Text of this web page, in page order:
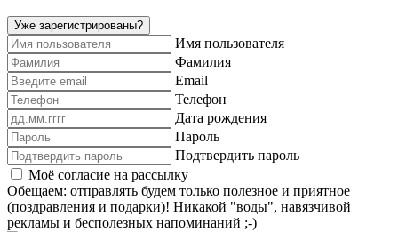
Уже зарегистрированы?
Имя пользователя
Фамилия
Email
Телефон
Дата рождения
Пароль
Подтвердить пароль
Моё согласие на рассылку
Обещаем: отправлять будем только полезное и приятное
(поздравления и подарки)! Никакой "воды", навязчивой
рекламы и бесполезных напоминаний ;-)